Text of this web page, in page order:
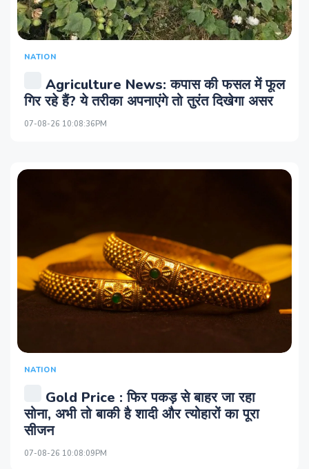
NATION
Agriculture News: कपास की फसल में फूल
गिर रहे हैं? ये तरीका अपनाएंगे तो तुरंत दिखेगा असर
07-08-26 10:08:36PM
NATION
Gold Price : फिर पकड़ से बाहर जा रहा
सोना, अभी तो बाकी है शादी और त्योहारों का पूरा
सीजन
07-08-26 10:08:09PM